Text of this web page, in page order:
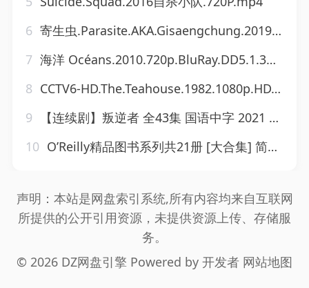
6 寄生虫.Parasite.AKA.Gisaengchung.2019.BluRay.1080p.x265.10bit.MNHD-FRDS
7 海洋 Océans.2010.720p.BluRay.DD5.1.3Audio.x264.MNHD-FrdS
8 CCTV6-HD.The.Teahouse.1982.1080p.HDTV.x264.DD2.0-LTF
9
【连续剧】叛逆者 全43集 国语中字 2021 4K.描述：1936年，年轻的复兴社干部特训班学员林楠笙，被复兴社特务处上海区站长陈默群带往上海，参加抓捕潜伏在上海区内部的中共地下党“邮差”这一任务。在执行任务的过程中，正直单纯的林楠笙不断被顾慎言、纪中原、朱怡贞、左秋明等共产党人为国为民的使命感和大无畏的牺牲精神感召，对国民党内部的乱象和当时中国人民的苦难有了更深的思考，也对共产党人的信仰和追求有了更深的了解。林楠笙在对日伪的斗争中勇敢果毅，屡立战功。。.
10 O’Reilly精品图书系列共21册 [大合集] 简介： 此书单涵盖机器学习、数据分析、社交网络挖掘、用户体验设计、代码编写、算法解析、JavaScript、Python、MySQL、HTML5、嵌入式系统、PaaS、软件度量、Android开发、Hibernate、SQL数据库及SEO等多个技术领域。
声明：本站是网盘索引系统,所有内容均来自互联网
所提供的公开引用资源，未提供资源上传、存储服
务。
© 2026 DZ网盘引擎 Powered by 开发者 网站地图